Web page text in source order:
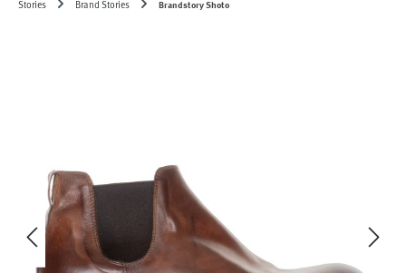
Stories Brand Stories Brandstory Shoto